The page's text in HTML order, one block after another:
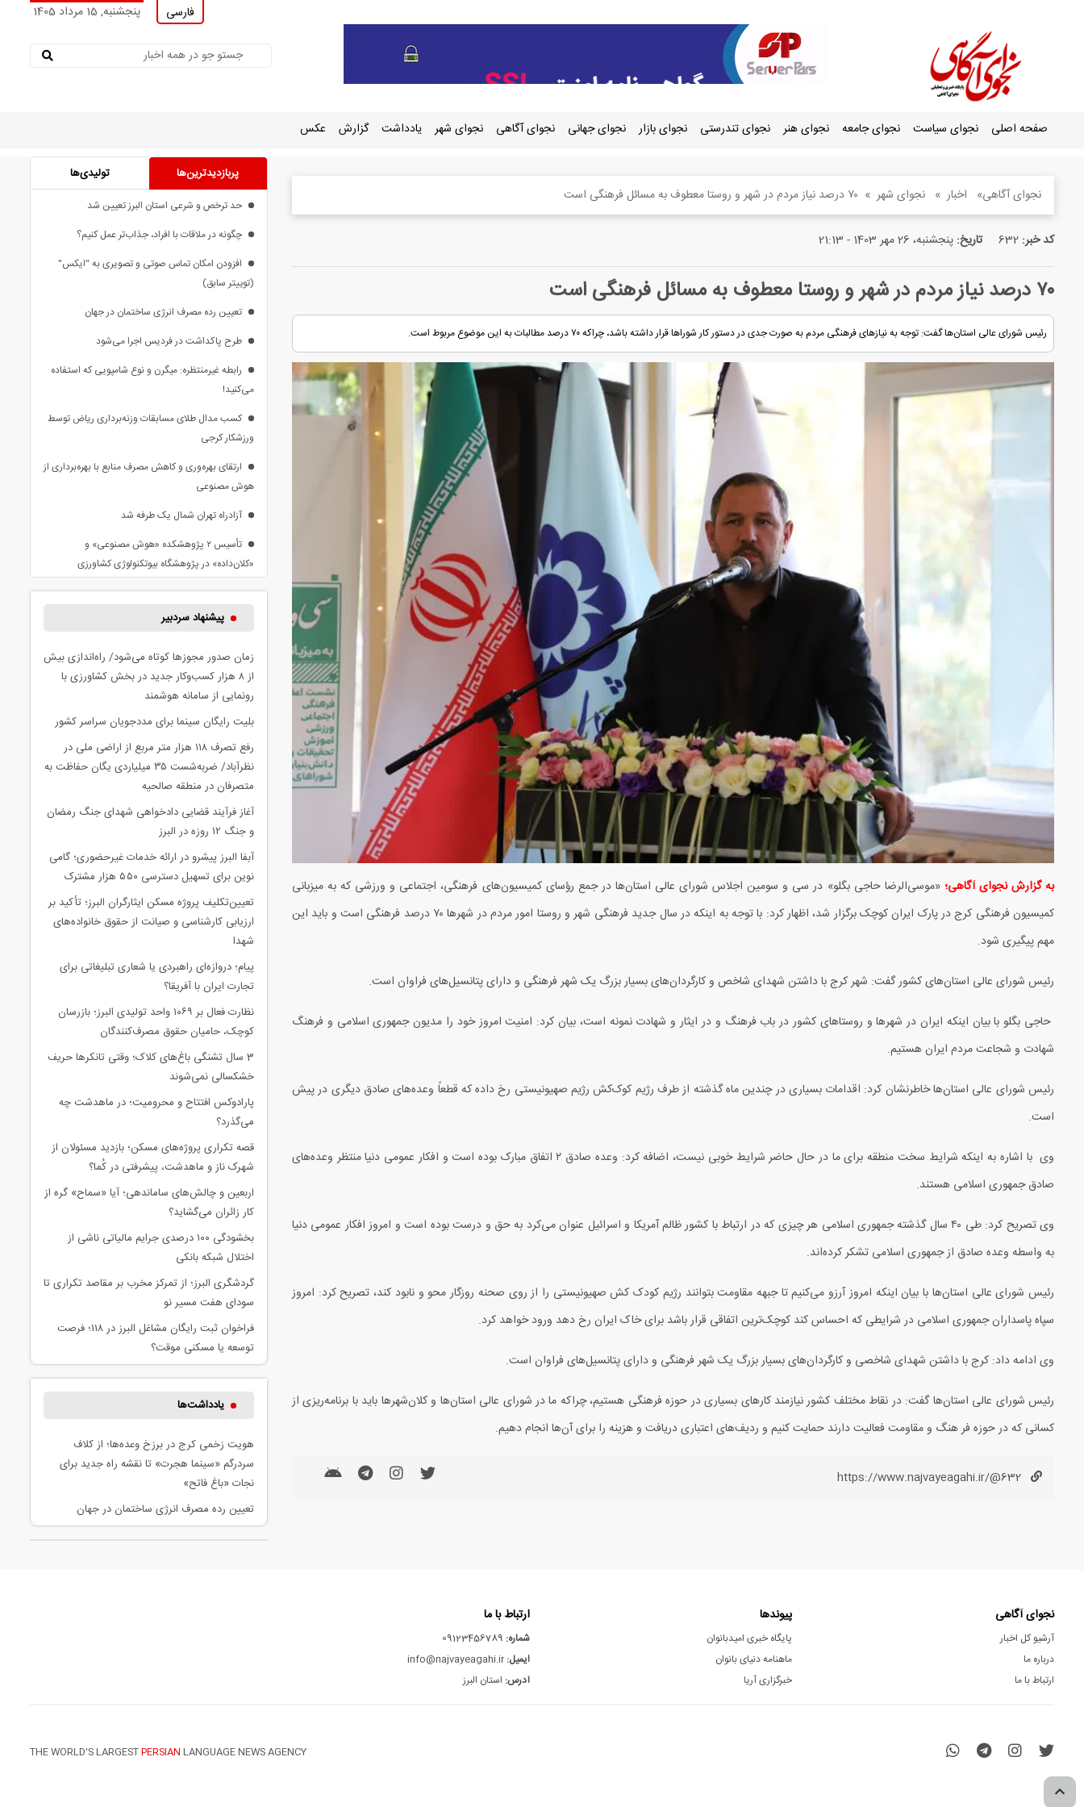
پنجشنبه, 15 مرداد 1405 فارسی
صفحه اصلی نجوای سیاست نجوای جامعه نجوای هنر نجوای تندرستی نجوای بازار نجوای جهانی نجوای آگاهی نجوای شهر یادداشت گزارش عکس
نجوای آگاهی اخبار نجوای شهر ۷۰ درصد نیاز مردم در شهر و‌ روستا معطوف به مسائل فرهنگی است
کد خبر: 632 تاریخ: پنجشنبه، 26 مهر 1403 - 21:13
۷۰ درصد نیاز مردم در شهر و‌ روستا معطوف به مسائل فرهنگی است
رئیس شورای عالی استان‌ها گفت: توجه به نیازهای فرهنگی مردم به صورت جدی در دستور کار شوراها قرار داشته باشد، چراکه ۷۰ درصد مطالبات به این موضوع مربوط است.
به گزارش نجوای آگاهی؛«موسی‌الرضا حاجی بگلو» در سی و سومین اجلاس شورای عالی استان‌ها در جمع رؤسای کمیسیون‌های فرهنگی، اجتماعی و ورزشی که به میزبانی
کمیسیون فرهنگی کرج در پارک ایران کوچک برگزار شد، اظهار کرد: با توجه به اینکه در سال جدید فرهنگی شهر و روستا امور مردم در شهرها ۷۰ درصد فرهنگی است و باید این
مهم پیگیری شود.
رئیس شورای عالی استان‌های کشور گفت: شهر کرج با داشتن شهدای شاخص و کارگردان‌های بسیار بزرگ یک شهر فرهنگی و دارای پتانسیل‌های فراوان است.
حاجی بگلو با بیان اینکه ایران در شهرها و روستاهای کشور در باب فرهنگ و در ایثار و شهادت نمونه است، بیان کرد: امنیت امروز خود را مدیون جمهوری اسلامی و فرهنگ
شهادت و شجاعت مردم ایران هستیم.
رئیس شورای عالی استان‌ها خاطرنشان کرد: اقدامات بسیاری در چندین ماه گذشته از طرف رژیم کوک‌کش رژیم صهیونیستی رخ داده که قطعاً وعده‌های صادق دیگری در پیش
است.
وی با اشاره به اینکه شرایط سخت منطقه برای ما در حال حاضر شرایط خوبی نیست، اضافه کرد: وعده صادق ۲اتفاق مبارک بوده است و افکار عمومی دنیا منتظر وعده‌های
صادق جمهوری اسلامی هستند.
وی تصریح کرد: طی ۴۰سال گذشته جمهوری اسلامی هر چیزی که در ارتباط با کشور ظالم آمریکا و اسرائیل عنوان می‌کرد به حق و درست بوده است و امروز افکار عمومی دنیا
به واسطه وعده صادق از جمهوری اسلامی تشکر کرده‌اند.
رئیس شورای عالی استان‌ها با بیان اینکه امروز آرزو می‌کنیم تا جبهه مقاومت بتوانند رژیم کودک کش صهیونیستی را از روی صحنه روزگار محو و نابود کند، تصریح کرد: امروز
سپاه پاسداران جمهوری اسلامی در شرایطی که احساس کند کوچک‌ترین اتفاقی قرار باشد برای خاک ایران رخ دهد ورود خواهد کرد.
وی ادامه داد: کرج با داشتن شهدای شاخصی و کارگردان‌های بسیار بزرگ یک شهر فرهنگی و دارای پتانسیل‌های فراوان است.
رئیس شورای عالی استان‌ها گفت: در نقاط مختلف کشور نیازمند کارهای بسیاری در حوزه فرهنگی هستیم، چراکه ما در شورای عالی استان‌ها و کلان‌شهرها باید با برنامه‌ریزی از
کسانی که در حوزه فر هنگ و مقاومت فعالیت دارند حمایت کنیم و ردیف‌های اعتباری دریافت و هزینه را برای آن‌ها انجام دهیم.
https://www.najvayeagahi.ir/@632
پربازدیدترین‌ها تولیدی‌ها
حد ترخص و شرعی استان البرز تعیین شد
چگونه در ملاقات با افراد، جذاب‌تر عمل کنیم؟
افزودن امکان تماس صوتی و تصویری به "ایکس"
(توییتر سابق)
تعیین رده مصرف انرژی ساختمان در جهان
طرح پاکداشت در فردیس اجرا می‌شود
رابطه غیرمنتظره: میگرن و نوع شامپویی که استفاده
می‌کنید!
کسب مدال طلای مسابقات وزنه‌برداری ریاض توسط
ورزشکار کرجی
ارتقای بهره‌وری و کاهش مصرف منابع با بهره‌برداری از
هوش مصنوعی
آزادراه تهران شمال یک طرفه شد
تأسیس ۲ پژوهشکده «هوش مصنوعی» و
«کلان‌داده» در پژوهشگاه بیوتکنولوژی کشاورزی
پیشنهاد سردبیر
زمان صدور مجوزها کوتاه می‌شود/ راه‌اندازی بیش
از ۸ هزار کسب‌وکار جدید در بخش کشاورزی با
رونمایی از سامانه هوشمند
بلیت رایگان سینما برای مددجویان سراسر کشور
رفع تصرف ۱۱۸ هزار متر مربع از اراضی ملی در
نظرآباد/ ضربه‌شست ۳۵ میلیاردی یگان حفاظت به
متصرفان در منطقه صالحیه
آغاز فرآیند قضایی دادخواهی شهدای جنگ رمضان
و جنگ ۱۲ روزه در البرز
آبفا البرز پیشرو در ارائه خدمات غیرحضوری؛ گامی
نوین برای تسهیل دسترسی ۵۵۰ هزار مشترک
تعیین‌تکلیف پروژه مسکن ایثارگران البرز؛ تأکید بر
ارزیابی کارشناسی و صیانت از حقوق خانواده‌های
شهدا
پیام؛ دروازه‌ای راهبردی یا شعاری تبلیغاتی برای
تجارت ایران با آفریقا؟
نظارت فعال بر ۱۰۶۹ واحد تولیدی البرز؛ بازرسان
کوچک، حامیان حقوق مصرف‌کنندگان
3 سال تشنگی باغ‌های کلاک؛ وقتی تانکرها حریف
خشکسالی نمی‌شوند
پارادوکس افتتاح و محرومیت؛ در ماهدشت چه
می‌گذرد؟
قصه تکراری پروژه‌های مسکن؛ بازدید مسئولان از
شهرک ناز و ماهدشت، پیشرفتی در کُما؟
اربعین و چالش‌های ساماندهی؛ آیا «سماح» گره از
کار زائران می‌گشاید؟
بخشودگی ۱۰۰ درصدی جرایم مالیاتی ناشی از
اختلال شبکه بانکی
گردشگری البرز؛ از تمرکز مخرب بر مقاصد تکراری تا
سودای هفت مسیر نو
فراخوان ثبت رایگان مشاغل البرز در ۱۱۸؛ فرصت
توسعه یا مسکنی موقت؟
یادداشت‌ها
هویت زخمی کرج در برزخ وعده‌ها؛ از کلاف
سردرگم «سینما هجرت» تا نقشه راه جدید برای
نجات «باغ فاتح»
تعیین رده مصرف انرژی ساختمان در جهان
نجوای آگاهی
آرشیو کل اخبار
درباره ما
ارتباط با ما
پیوندها
پایگاه خبری امیدبانوان
ماهنامه دنیای بانوان
خبرگزاری آریا
ارتباط با ما
شماره:
ایمیل:
آدرس: استان البرز
THE WORLD'S LARGESTPERSIAN LANGUAGE NEWS AGENCY